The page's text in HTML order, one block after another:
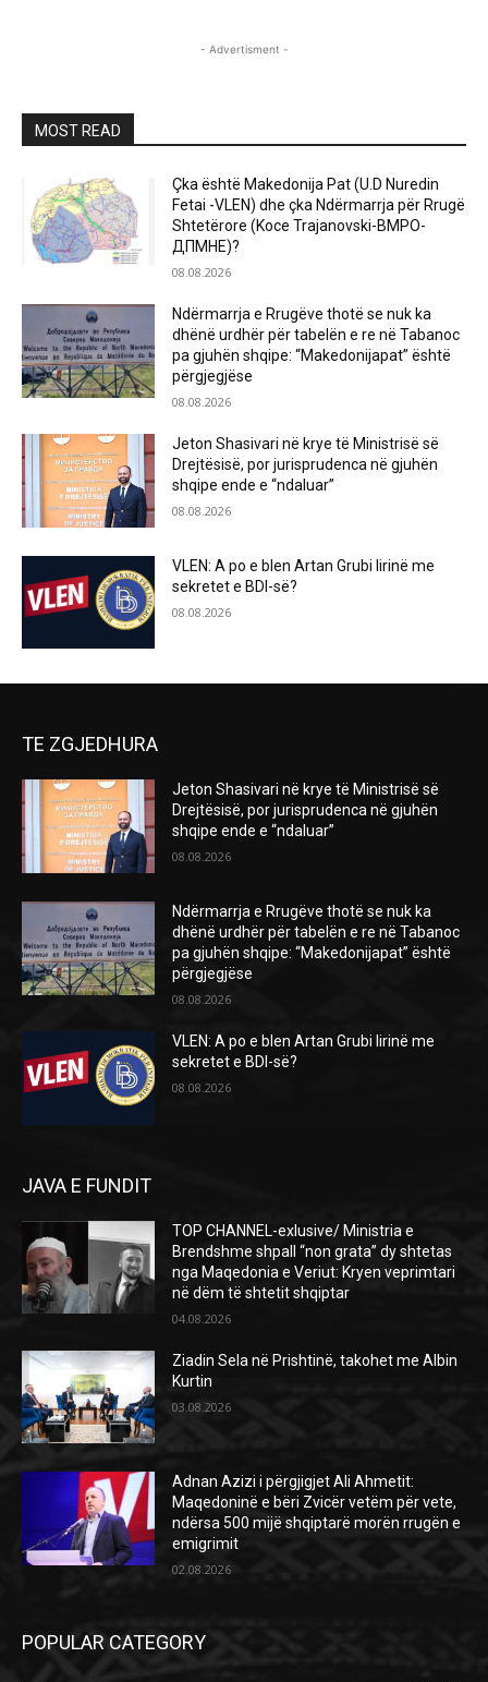
- Advertisment -
MOST READ
Çka është Makedonija Pat (U.D Nuredin
Fetai -VLEN) dhe çka Ndërmarrja për Rrugë
Shtetërore (Koce Trajanovski-ВМРО-
ДПМНЕ)?
08.08.2026
Ndërmarrja e Rrugëve thotë se nuk ka
dhënë urdhër për tabelën e re në Tabanoc
pa gjuhën shqipe: “Makedonijapat” është
përgjegjëse
08.08.2026
Jeton Shasivari në krye të Ministrisë së
Drejtësisë, por jurisprudenca në gjuhën
shqipe ende e “ndaluar”
08.08.2026
VLEN: A po e blen Artan Grubi lirinë me
sekretet e BDI-së?
08.08.2026
TE ZGJEDHURA
Jeton Shasivari në krye të Ministrisë së
Drejtësisë, por jurisprudenca në gjuhën
shqipe ende e “ndaluar”
08.08.2026
Ndërmarrja e Rrugëve thotë se nuk ka
dhënë urdhër për tabelën e re në Tabanoc
pa gjuhën shqipe: “Makedonijapat” është
përgjegjëse
08.08.2026
VLEN: A po e blen Artan Grubi lirinë me
sekretet e BDI-së?
08.08.2026
JAVA E FUNDIT
TOP CHANNEL-exlusive/ Ministria e
Brendshme shpall “non grata” dy shtetas
nga Maqedonia e Veriut: Kryen veprimtari
në dëm të shtetit shqiptar
04.08.2026
Ziadin Sela në Prishtinë, takohet me Albin
Kurtin
03.08.2026
Adnan Azizi i përgjigjet Ali Ahmetit:
Maqedoninë e bëri Zvicër vetëm për vete,
ndërsa 500 mijë shqiptarë morën rrugën e
emigrimit
02.08.2026
POPULAR CATEGORY